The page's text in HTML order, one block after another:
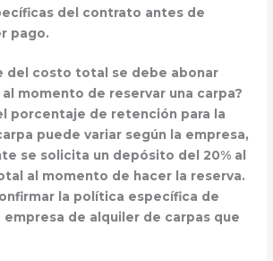
del contrato antes de
pago.
del costo total se debe abonar
momento de reservar una carpa?
porcentaje de retención para la
puede variar según la empresa,
se solicita un depósito del 20% al
al momento de hacer la reserva.
la política específica de
de alquiler de carpas que